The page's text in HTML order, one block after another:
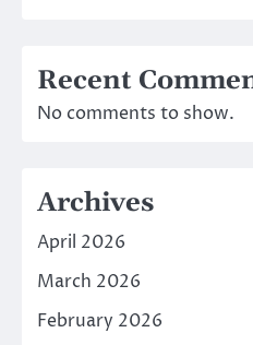
Recent
No comments to show.
Archives
April 2026
March 2026
February 2026